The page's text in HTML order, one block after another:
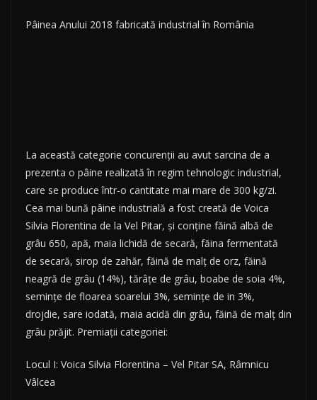
Pâinea Anului 2018 fabricată industrial în România
La această categorie concurenţii au avut sarcina de a
prezenta o pâine realizată în regim tehnologic industrial,
care se produce într-o cantitate mai mare de 300 kg/zi.
Cea mai bună pâine industrială a fost creată de Voica
Silvia Florentina de la Vel Pitar, şi conţine făină albă de
grâu 650, apă, maia lichidă de secară, făina fermentată
de secară, sirop de zahăr, făină de malţ de orz, făină
neagră de grâu (14%), tărâţe de grâu, boabe de soia 4%,
seminţe de floarea soarelui 3%, seminţe de in 3%,
drojdie, sare iodată, maia acidă din grâu, făină de malţ din
grâu prăjit. Premiații categoriei:
Locul I: Voica Silvia Florentina – Vel Pitar SA, Râmnicu
Vâlcea